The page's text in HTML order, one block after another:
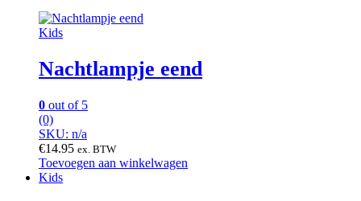
Kids
Nachtlampje eend
0 out of 5
(0)
SKU: n/a
€14.95 ex. BTW
Toevoegen aan winkelwagen
Kids